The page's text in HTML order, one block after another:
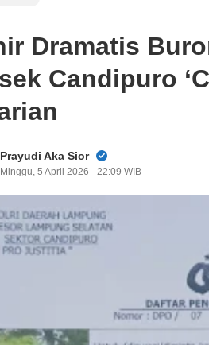
Dramatis
Candipuro
Prayudi Aka Sior
Minggu, 5 April 2026 - 22:09 WIB